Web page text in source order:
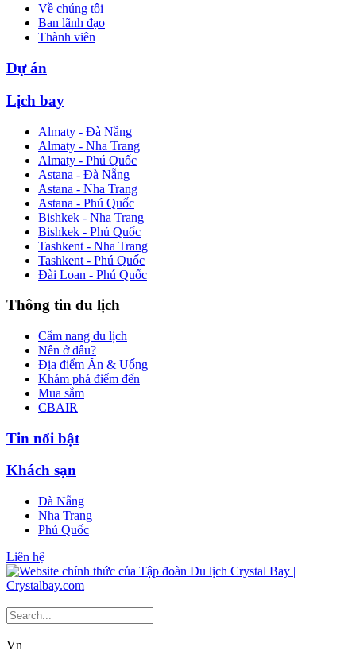
Về chúng tôi
Ban lãnh đạo
Thành viên
Dự án
Lịch bay
Almaty - Đà Nẵng
Almaty - Nha Trang
Almaty - Phú Quốc
Astana - Đà Nẵng
Astana - Nha Trang
Astana - Phú Quốc
Bishkek - Nha Trang
Bishkek - Phú Quốc
Tashkent - Nha Trang
Tashkent - Phú Quốc
Đài Loan - Phú Quốc
Thông tin du lịch
Cẩm nang du lịch
Nên ở đâu?
Địa điểm Ăn & Uống
Khám phá điểm đến
Mua sắm
CBAIR
Tin nổi bật
Khách sạn
Đà Nẵng
Nha Trang
Phú Quốc
Liên hệ
Vn